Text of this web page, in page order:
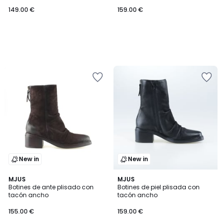
149.00 €
159.00 €
New in
MJUS
Botines de ante plisado con
tacón ancho
155.00 €
2
Colores
New in
MJUS
Botines de piel plisada con
tacón ancho
159.00 €